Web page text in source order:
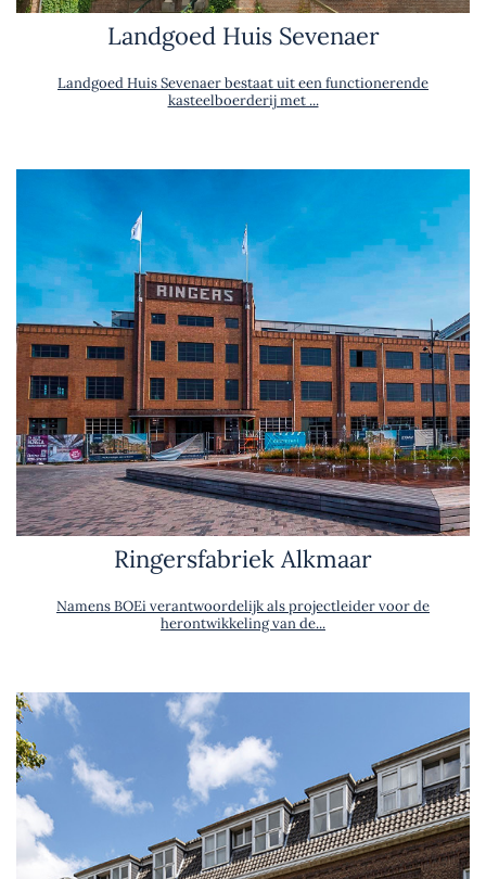
Landgoed Huis Sevenaer
Landgoed Huis Sevenaer bestaat uit een functionerende
kasteelboerderij met ...
Ringersfabriek Alkmaar
Namens BOEi verantwoordelijk als projectleider voor de
herontwikkeling van de...